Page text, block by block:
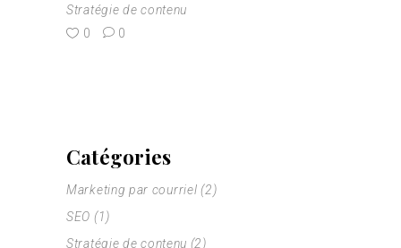
Stratégie de contenu
0
0
Catégories
Marketing par courriel (2)
SEO (1)
Stratégie de contenu (2)